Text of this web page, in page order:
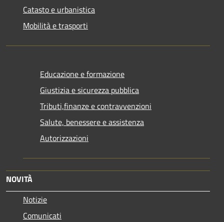
Catasto e urbanistica
Mobilità e trasporti
Educazione e formazione
Giustizia e sicurezza pubblica
Tributi,finanze e contravvenzioni
Salute, benessere e assistenza
Autorizzazioni
NOVITÀ
Notizie
Comunicati